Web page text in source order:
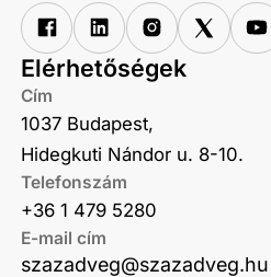
Elérhetőségek
Cím
1037 Budapest,
Hidegkuti Nándor u. 8-10.
Telefonszám
+36 1 479 5280
E-mail cím
szazadveg@szazadveg.hu